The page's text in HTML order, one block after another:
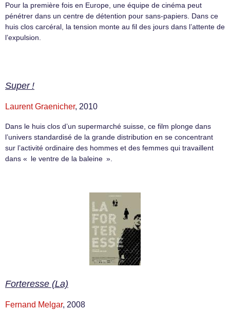
Pour la première fois en Europe, une équipe de cinéma peut
pénétrer dans un centre de détention pour sans-papiers. Dans ce
huis clos carcéral, la tension monte au fil des jours dans l’attente de
l’expulsion.
Super !
Laurent Graenicher, 2010
Dans le huis clos d’un supermarché suisse, ce film plonge dans
l’univers standardisé de la grande distribution en se concentrant
sur l’activité ordinaire des hommes et des femmes qui travaillent
dans « le ventre de la baleine ».
Forteresse (La)
Fernand Melgar, 2008